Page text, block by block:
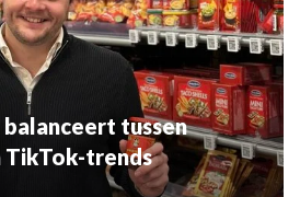
tussen
trends